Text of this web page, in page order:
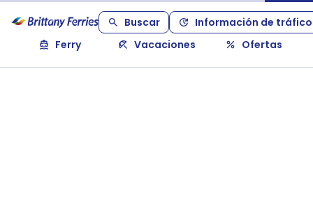
Buscar
Información de tráfico
Ferry
Vacaciones Ofertas